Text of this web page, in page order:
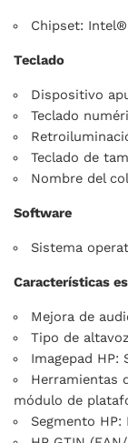
Chipset: Intel®
Teclado
Dispositivo
Teclado
Teclado de
Nombre del
Software
Sistema
Características
Mejora de
Tipo de
Imagepad HP:
Herramientas
módulo de
Segmento HP: